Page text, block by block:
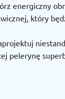
energiczny
który
pelerynę